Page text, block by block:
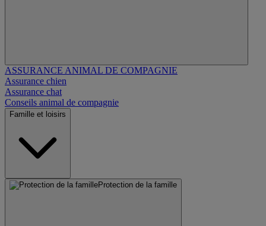
ASSURANCE ANIMAL DE COMPAGNIE
Assurance chien
Assurance chat
Conseils animal de compagnie
Famille et loisirs
Protection de la famille